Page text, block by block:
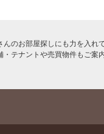
のお部屋探しにも力を入れ
テナントや売買物件もご案